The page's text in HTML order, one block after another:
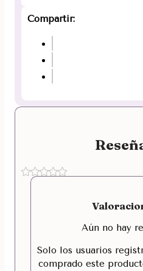
Compartir:
Aún no hay
Solo los usuarios
comprado este